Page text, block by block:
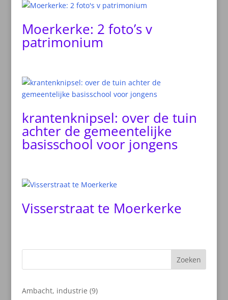
Moerkerke: 2 foto’s v
patrimonium
krantenknipsel: over de tuin
achter de gemeentelijke
basisschool voor jongens
Visserstraat te Moerkerke
Zoeken
Ambacht, industrie 99